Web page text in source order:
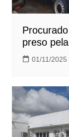
preso
01/11/2025